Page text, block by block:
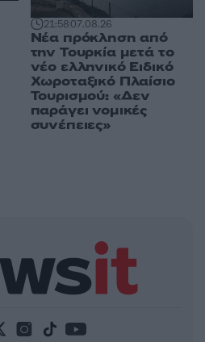
21:5807.08.26
Νέα πρόκληση από
την Τουρκία μετά το
νέο ελληνικό Ειδικό
Χωροταξικό Πλαίσιο
Τουρισμού: «Δεν
παράγει νομικές
συνέπειες»